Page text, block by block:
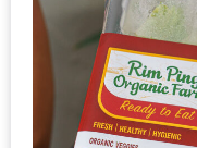
สุด
พิเศษ
โปร
โม
ชั่น